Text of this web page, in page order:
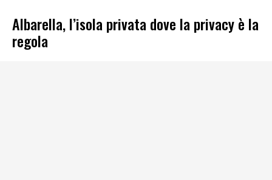
Albarella, l’isola privata dove la privacy è la
regola